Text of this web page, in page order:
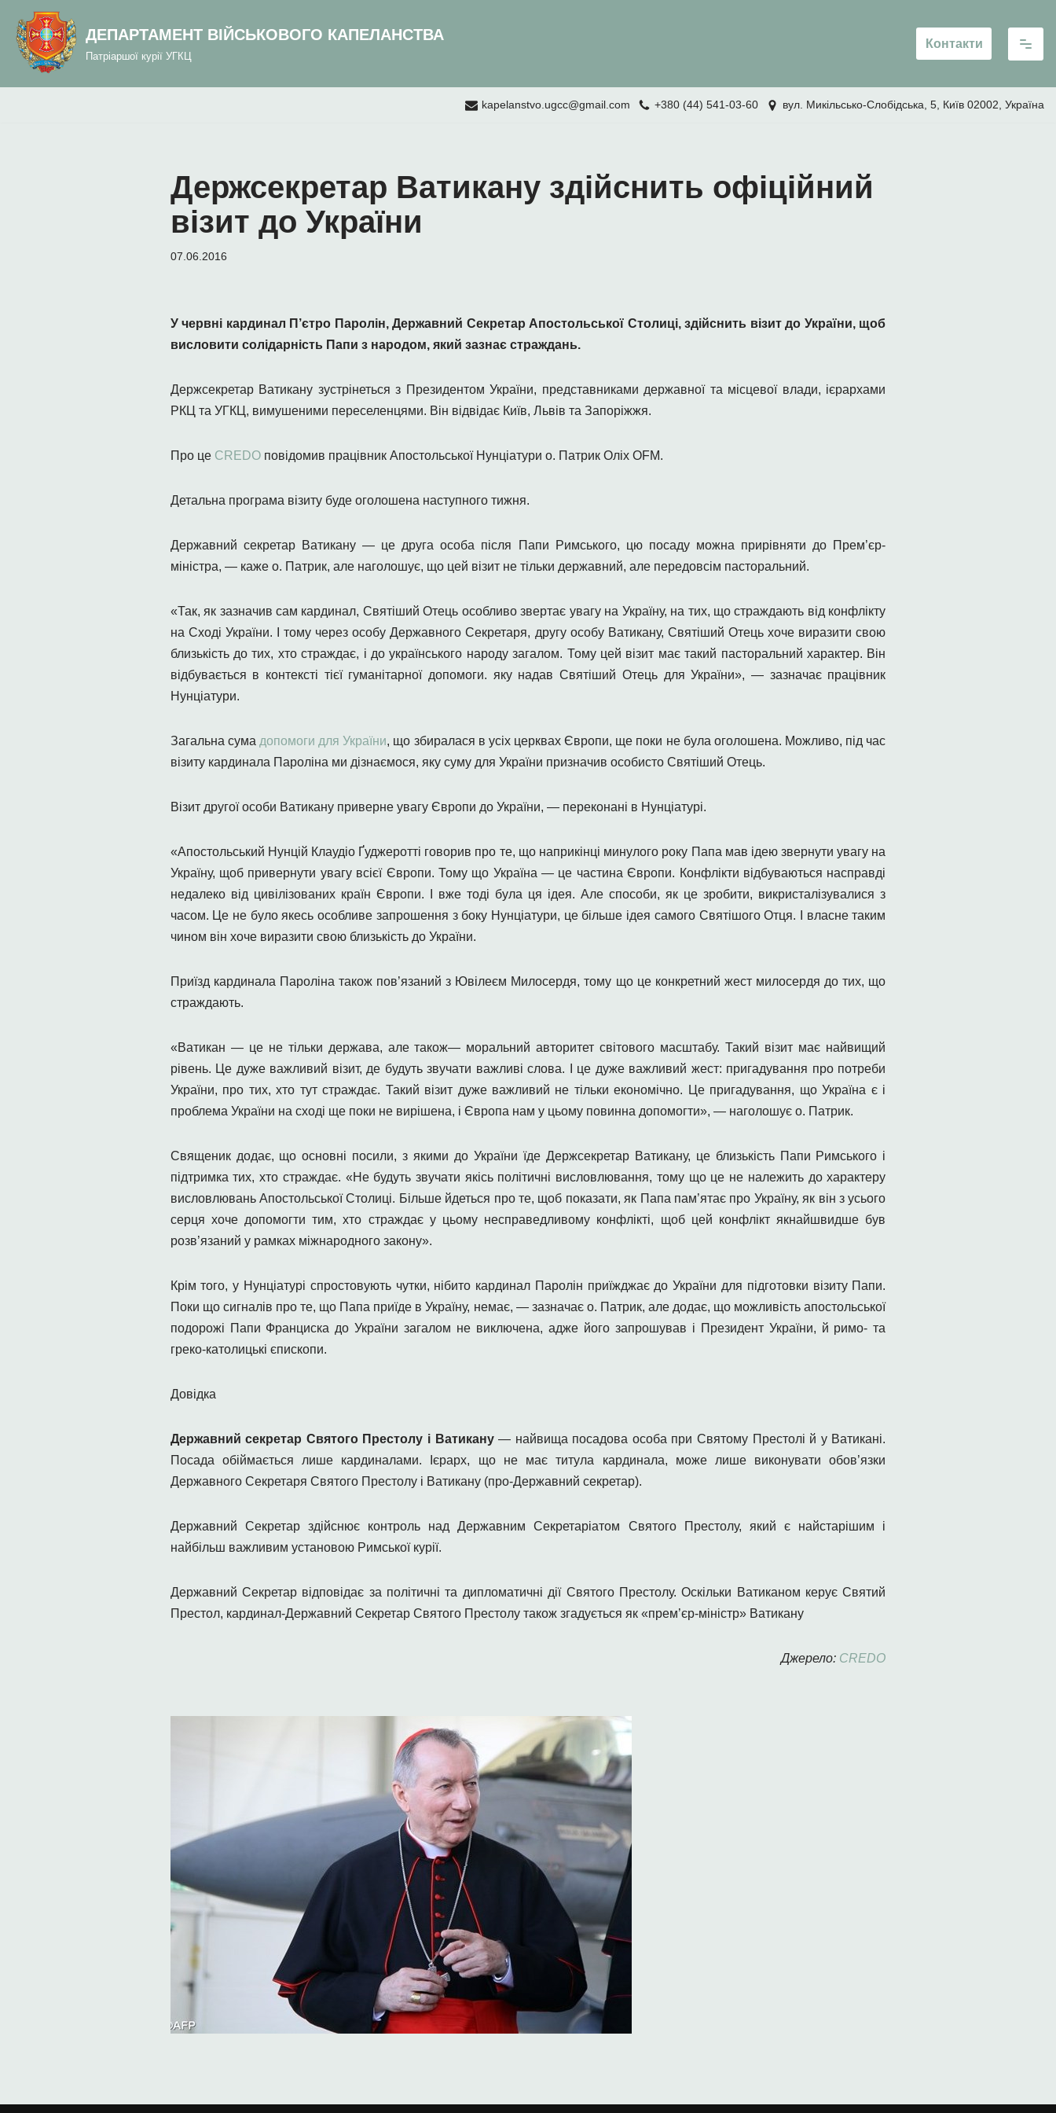
вмісту
Перейти
вмісту
ДЕПАРТАМЕНТ ВІЙСЬКОВОГО КАПЕЛАНСТВА
Патріаршої курії УГКЦ
Контакти
kapelanstvo.ugcc@gmail.com +380 (44) 541-03-60 вул. Микільсько-Слобідська, 5, Київ 02002, Україна
Держсекретар Ватикану здійснить офіційний
візит до України
07.06.2016
У червні кардинал П’єтро Паролін, Державний Секретар Апостольської Столиці, здійснить візит до України, щоб
висловити солідарність Папи з народом, який зазнає страждань.
Держсекретар Ватикану зустрінеться з Президентом України, представниками державної та місцевої влади, ієрархами
РКЦ та УГКЦ, вимушеними переселенцями. Він відвідає Київ, Львів та Запоріжжя.
Про це CREDOповідомив працівник Апостольської Нунціатури о. Патрик Оліх OFM.
Детальна програма візиту буде оголошена наступного тижня.
Державний секретар Ватикану — це друга особа після Папи Римського, цю посаду можна прирівняти до Прем’єр-
міністра, — каже о. Патрик, але наголошує, що цей візит не тільки державний, але передовсім пасторальний.
«Так, як зазначив сам кардинал, Святіший Отець особливо звертає увагу на Україну, на тих, що страждають від конфлікту
на Сході України. І тому через особу Державного Секретаря, другу особу Ватикану, Святіший Отець хоче виразити свою
близькість до тих, хто страждає, і до українського народу загалом. Тому цей візит має такий пасторальний характер. Він
відбувається в контексті тієї гуманітарної допомоги. яку надав Святіший Отець для України», — зазначає працівник
Нунціатури.
Загальна сума допомоги для України, що збиралася в усіх церквах Європи, ще поки не була оголошена. Можливо, під час
візиту кардинала Пароліна ми дізнаємося, яку суму для України призначив особисто Святіший Отець.
Візит другої особи Ватикану приверне увагу Європи до України, — переконані в Нунціатурі.
«Апостольський Нунцій Клаудіо Ґуджеротті говорив про те, що наприкінці минулого року Папа мав ідею звернути увагу на
Україну, щоб привернути увагу всієї Європи. Тому що Україна — це частина Європи. Конфлікти відбуваються насправді
недалеко від цивілізованих країн Європи. І вже тоді була ця ідея. Але способи, як це зробити, викристалізувалися з
часом. Це не було якесь особливе запрошення з боку Нунціатури, це більше ідея самого Святішого Отця. І власне таким
чином він хоче виразити свою близькість до України.
Приїзд кардинала Пароліна також пов’язаний з Ювілеєм Милосердя, тому що це конкретний жест милосердя до тих, що
страждають.
«Ватикан — це не тільки держава, але також— моральний авторитет світового масштабу. Такий візит має найвищий
рівень. Це дуже важливий візит, де будуть звучати важливі слова. І це дуже важливий жест: пригадування про потреби
України, про тих, хто тут страждає. Такий візит дуже важливий не тільки економічно. Це пригадування, що Україна є і
проблема України на сході ще поки не вирішена, і Європа нам у цьому повинна допомогти», — наголошує о. Патрик.
Священик додає, що основні посили, з якими до України їде Держсекретар Ватикану, це близькість Папи Римського і
підтримка тих, хто страждає. «Не будуть звучати якісь політичні висловлювання, тому що це не належить до характеру
висловлювань Апостольської Столиці. Більше йдеться про те, щоб показати, як Папа пам’ятає про Україну, як він з усього
серця хоче допомогти тим, хто страждає у цьому несправедливому конфлікті, щоб цей конфлікт якнайшвидше був
розв’язаний у рамках міжнародного закону».
Крім того, у Нунціатурі спростовують чутки, нібито кардинал Паролін приїжджає до України для підготовки візиту Папи.
Поки що сигналів про те, що Папа приїде в Україну, немає, — зазначає о. Патрик, але додає, що можливість апостольської
подорожі Папи Франциска до України загалом не виключена, адже його запрошував і Президент України, й римо- та
греко-католицькі єпископи.
Довідка
Державний секретар Святого Престолу і Ватикану— найвища посадова особа при Святому Престолі й у Ватикані.
Посада обіймається лише кардиналами. Ієрарх, що не має титула кардинала, може лише виконувати обов’язки
Державного Секретаря Святого Престолу і Ватикану (про-Державний секретар).
Державний Секретар здійснює контроль над Державним Секретаріатом Святого Престолу, який є найстарішим і
найбільш важливим установою Римської курії.
Державний Секретар відповідає за політичні та дипломатичні дії Святого Престолу. Оскільки Ватиканом керує Святий
Престол, кардинал-Державний Секретар Святого Престолу також згадується як «прем’єр-міністр» Ватикану
Джерело: CREDO